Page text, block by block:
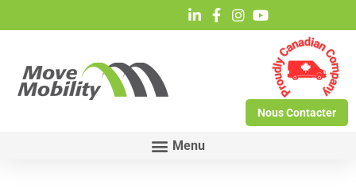
Nous Contacter